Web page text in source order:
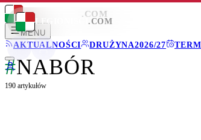
LEGIONISCI .COM
MENU
AKTUALNOŚCI
DRUŻYNA2026/27
LEGIONISCI .COM
#NABÓR
190 artykułów